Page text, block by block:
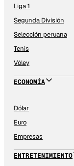
Liga 1
Segunda División
Selección peruana
Tenis
Vóley
ECONOMÍA
Dólar
Euro
Empresas
ENTRETENIMIENTO